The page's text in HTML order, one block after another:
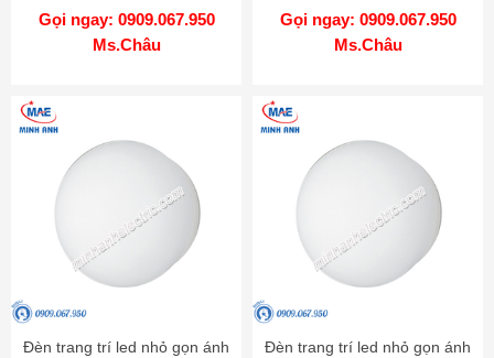
- Model NNP21101
Gọi ngay: 0909.067.950
Ms.Châu
7W - Model NNP21102
Gọi ngay: 0909.067.950
Ms.Châu
Đèn trang trí led nhỏ gọn ánh
Đèn trang trí led nhỏ gọn ánh